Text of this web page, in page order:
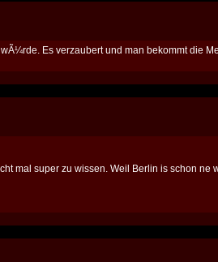
Es verzaubert und man bekommt die
mal super zu wissen. Weil Berlin is schon ne